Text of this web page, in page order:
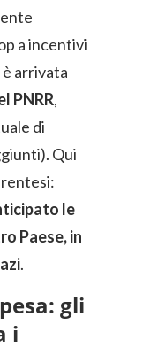
a incentivi
è arrivata
PNRR,
di
Qui
le
Paese, in
.
gli
i